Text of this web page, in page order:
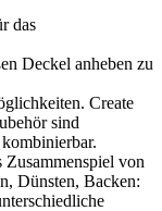
das
Deckel anheben zu
Create
sind
Zusammenspiel von
Dünsten, Backen: